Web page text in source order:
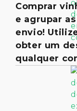
Comprar
e agrupar
envio!
obter um
qualquer